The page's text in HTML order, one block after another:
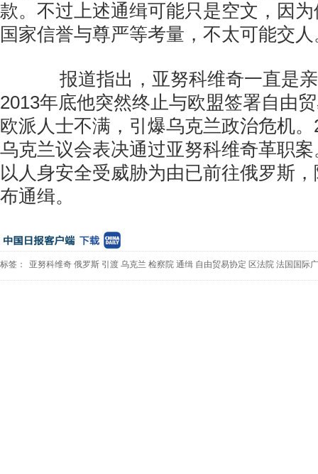
款。不过上述通缉可能只是空文，因
国家信誉与尊严等考量，不太可能交人
报道指出，亚努科维奇一直是亲
2013年底他突然终止与欧盟签署自由
欧派人士不满，引爆乌克兰政治危机
乌克兰议会表决通过亚努科维奇革职
以人身安全受威胁为由已前往俄罗斯
布通缉。
标签： 亚努科维奇 俄罗斯 引渡 乌克兰 检察院 通缉 自由贸易协定 区法院 法国国际